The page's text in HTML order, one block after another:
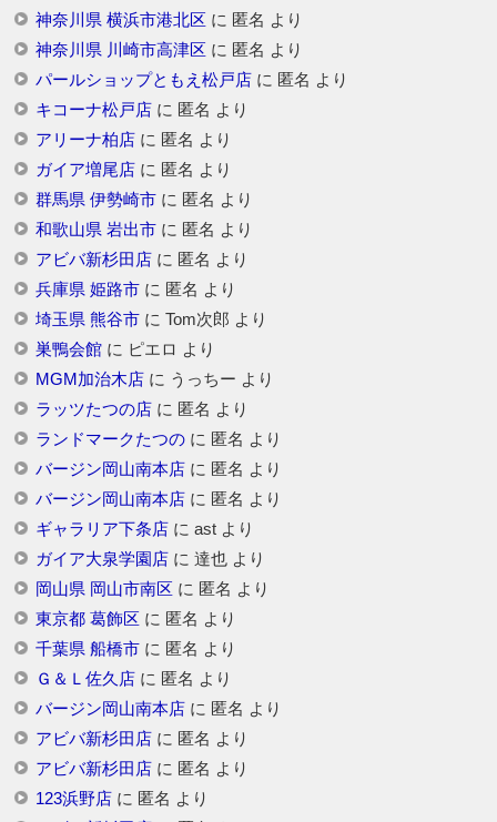
神奈川県 横浜市港北区 に 匿名 より
神奈川県 川崎市高津区 に 匿名 より
パールショップともえ松戸店に 匿名 より
キコーナ松戸店に 匿名 より
アリーナ柏店に 匿名 より
ガイア増尾店に 匿名 より
群馬県 伊勢崎市に 匿名 より
和歌山県 岩出市に 匿名 より
アビバ新杉田店に 匿名 より
兵庫県 姫路市に 匿名 より
埼玉県 熊谷市に Tom次郎 より
巣鴨会館に ピエロ より
MGM加治木店に うっちー より
ラッツたつの店に 匿名 より
ランドマークたつのに 匿名 より
バージン岡山南本店に 匿名 より
バージン岡山南本店に 匿名 より
ギャラリア下条店に astより
ガイア大泉学園店に 達也より
岡山県 岡山市南区 に 匿名 より
東京都 葛飾区 に 匿名 より
千葉県 船橋市に 匿名 より
Ｇ＆Ｌ佐久店に 匿名 より
バージン岡山南本店に 匿名 より
アビバ新杉田店に 匿名 より
アビバ新杉田店に 匿名 より
123浜野店に 匿名 より